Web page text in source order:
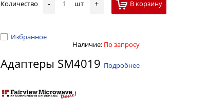
Количество - шт + В корзину
Избранное
Наличие: По запросу
Адаптеры SM4019 Подробнее